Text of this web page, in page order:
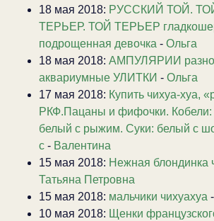
18 мая 2018: РУССКИЙ ТОЙ.
ТЕРЬЕР. ТОЙ ТЕРЬЕР
подрощенная девочка - Ольга
18 мая 2018: АМПУЛЯРИИ
аквариумные УЛИТКИ - Ольга
17 мая 2018: Купить чихуа-хуа,
РКФ.Пацаны и фифочки.
белый с рыжим. Суки: белый с
с - Валентина
15 мая 2018: Нежная блондинка
Татьяна Петровна
15 мая 2018: мальчики чихуахуа -
10 мая 2018: Щенки